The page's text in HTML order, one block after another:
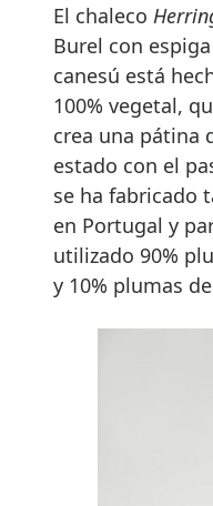
El chaleco
Burel con
canesú está
100% vegetal,
crea una pátina
estado con el
se ha fabricado
en Portugal y
utilizado 90%
y 10% plumas